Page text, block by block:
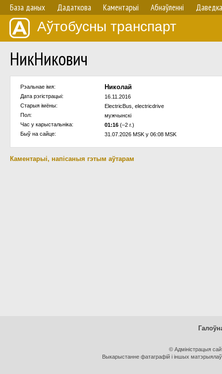
База даных Дадаткова Каментарыі Абнаўленнi Даведка
Аўтобусны транспарт
НикНикович
Рэальнае імя: Николай
Дата рэгістрацыі:
16.11.2016
Старыя імёны:
ElectricBus, electricdrive
Пол:
мужчынскi
Час у карыстальнiка:
01:16 (–2 г.)
Быў на сайце:
31.07.2026 MSK у 06:08 MSK
Каментарыі, напісаныя гэтым аўтарам
© Адміністрацыя
Выкарыстанне фатаграфій і іншых